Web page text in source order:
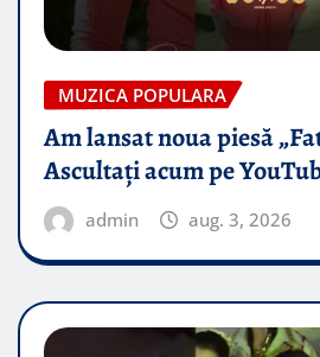
MUZICA POPULARA
Am lansat noua piesă
Ascultați acum pe
admin aug. 3, 2026